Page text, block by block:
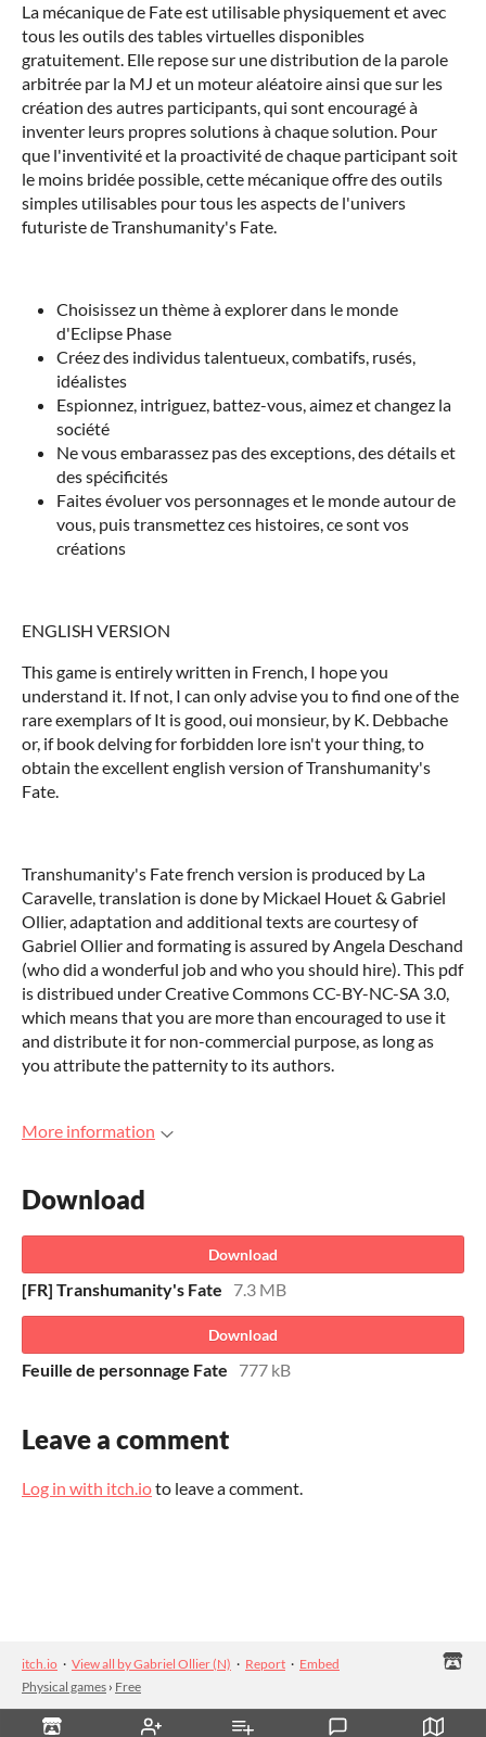
La mécanique de Fate est utilisable physiquement et avec
tous les outils des tables virtuelles disponibles
gratuitement. Elle repose sur une distribution de la parole
arbitrée par la MJ et un moteur aléatoire ainsi que sur les
création des autres participants, qui sont encouragé à
inventer leurs propres solutions à chaque solution. Pour
que l'inventivité et la proactivité de chaque participant soit
le moins bridée possible, cette mécanique offre des outils
simples utilisables pour tous les aspects de l'univers
futuriste de Transhumanity's Fate.
Choisissez un thème à explorer dans le monde
d'Eclipse Phase
Créez des individus talentueux, combatifs, rusés,
idéalistes
Espionnez, intriguez, battez-vous, aimez et changez la
société
Ne vous embarassez pas des exceptions, des détails et
des spécificités
Faites évoluer vos personnages et le monde autour de
vous, puis transmettez ces histoires, ce sont vos
créations
ENGLISH VERSION
This game is entirely written in French, I hope you
understand it. If not, I can only advise you to find one of the
rare exemplars of It is good, oui monsieur, by K. Debbache
or, if book delving for forbidden lore isn't your thing, to
obtain the excellent english version of Transhumanity's
Fate.
Transhumanity's Fate french version is produced by La
Caravelle, translation is done by Mickael Houet & Gabriel
Ollier, adaptation and additional texts are courtesy of
Gabriel Ollier and formating is assured by Angela Deschand
(who did a wonderful job and who you should hire). This pdf
is distribued under Creative Commons CC-BY-NC-SA 3.0,
which means that you are more than encouraged to use it
and distribute it for non-commercial purpose, as long as
you attribute the patternity to its authors.
More information
Download
Download
[FR] Transhumanity's Fate 7.3 MB
Download
Feuille de personnage Fate 777 kB
Leave a comment
Log in with itch.ioto leave a comment.
itch.io · View all by Gabriel Ollier (N) · Report · Embed
Physical games › Free